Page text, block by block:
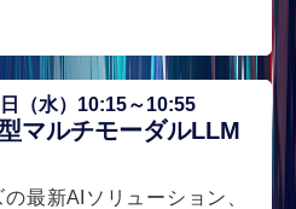
（水）10:15～10:55
マルチモーダルLLM
最新AIソリューション、